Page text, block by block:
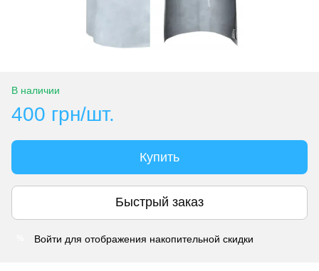
В наличии
400 грн/шт.
Купить
Быстрый заказ
Войти для отображения накопительной скидки